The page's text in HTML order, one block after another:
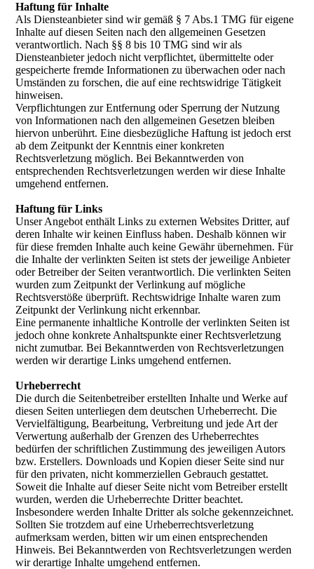
Haftung für Inhalte
Als Diensteanbieter sind wir gemäß § 7 Abs.1 TMG für eigene
Inhalte auf diesen Seiten nach den allgemeinen Gesetzen
verantwortlich. Nach §§ 8 bis 10 TMG sind wir als
Diensteanbieter jedoch nicht verpflichtet, übermittelte oder
gespeicherte fremde Informationen zu überwachen oder nach
Umständen zu forschen, die auf eine rechtswidrige Tätigkeit
hinweisen.
Verpflichtungen zur Entfernung oder Sperrung der Nutzung
von Informationen nach den allgemeinen Gesetzen bleiben
hiervon unberührt. Eine diesbezügliche Haftung ist jedoch erst
ab dem Zeitpunkt der Kenntnis einer konkreten
Rechtsverletzung möglich. Bei Bekanntwerden von
entsprechenden Rechtsverletzungen werden wir diese Inhalte
umgehend entfernen.
Haftung für Links
Unser Angebot enthält Links zu externen Websites Dritter, auf
deren Inhalte wir keinen Einfluss haben. Deshalb können wir
für diese fremden Inhalte auch keine Gewähr übernehmen. Für
die Inhalte der verlinkten Seiten ist stets der jeweilige Anbieter
oder Betreiber der Seiten verantwortlich. Die verlinkten Seiten
wurden zum Zeitpunkt der Verlinkung auf mögliche
Rechtsverstöße überprüft. Rechtswidrige Inhalte waren zum
Zeitpunkt der Verlinkung nicht erkennbar.
Eine permanente inhaltliche Kontrolle der verlinkten Seiten ist
jedoch ohne konkrete Anhaltspunkte einer Rechtsverletzung
nicht zumutbar. Bei Bekanntwerden von Rechtsverletzungen
werden wir derartige Links umgehend entfernen.
Urheberrecht
Die durch die Seitenbetreiber erstellten Inhalte und Werke auf
diesen Seiten unterliegen dem deutschen Urheberrecht. Die
Vervielfältigung, Bearbeitung, Verbreitung und jede Art der
Verwertung außerhalb der Grenzen des Urheberrechtes
bedürfen der schriftlichen Zustimmung des jeweiligen Autors
bzw. Erstellers. Downloads und Kopien dieser Seite sind nur
für den privaten, nicht kommerziellen Gebrauch gestattet.
Soweit die Inhalte auf dieser Seite nicht vom Betreiber erstellt
wurden, werden die Urheberrechte Dritter beachtet.
Insbesondere werden Inhalte Dritter als solche gekennzeichnet.
Sollten Sie trotzdem auf eine Urheberrechtsverletzung
aufmerksam werden, bitten wir um einen entsprechenden
Hinweis. Bei Bekanntwerden von Rechtsverletzungen werden
wir derartige Inhalte umgehend entfernen.